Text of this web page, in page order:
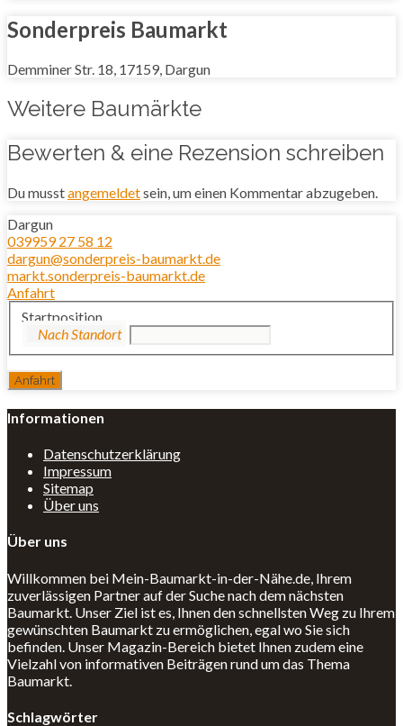
Sonderpreis Baumarkt
Demminer Str. 18, 17159, Dargun
Weitere Baumärkte
Bewerten & eine Rezension schreiben
Du musstangemeldetsein, um einen Kommentar abzugeben.
Dargun
039959 27 58 12
dargun@sonderpreis-baumarkt.de
markt.sonderpreis-baumarkt.de
Anfahrt
Startposition
Informationen
Datenschutzerklärung
Impressum
Sitemap
Über uns
Über uns
Willkommen bei Mein-Baumarkt-in-der-Nähe.de, Ihrem
zuverlässigen Partner auf der Suche nach dem nächsten
Baumarkt. Unser Ziel ist es, Ihnen den schnellsten Weg zu Ihrem
gewünschten Baumarkt zu ermöglichen, egal wo Sie sich
befinden. Unser Magazin-Bereich bietet Ihnen zudem eine
Vielzahl von informativen Beiträgen rund um das Thema
Baumarkt.
Schlagwörter